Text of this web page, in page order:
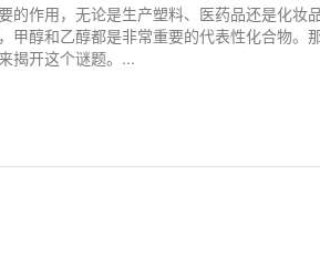
的作用，无论是生产塑料、医药品还是化妆
甲醇和乙醇都是非常重要的代表性化合物。
揭开这个谜题。...